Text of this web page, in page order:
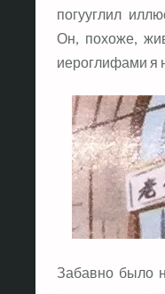
погууглил
Он, похоже,
иероглифами я
Забавно было